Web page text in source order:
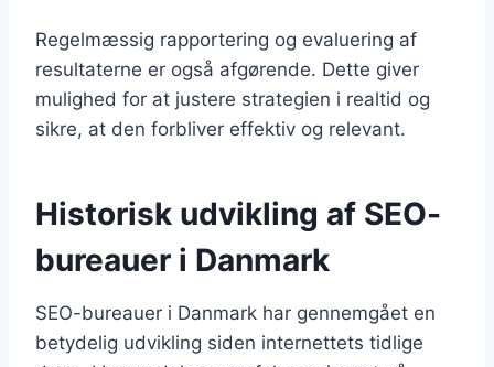
Regelmæssig rapportering og evaluering af
resultaterne er også afgørende. Dette giver
mulighed for at justere strategien i realtid og
sikre, at den forbliver effektiv og relevant.
Historisk udvikling af SEO-
bureauer i Danmark
SEO-bureauer i Danmark har gennemgået en
betydelig udvikling siden internettets tidlige